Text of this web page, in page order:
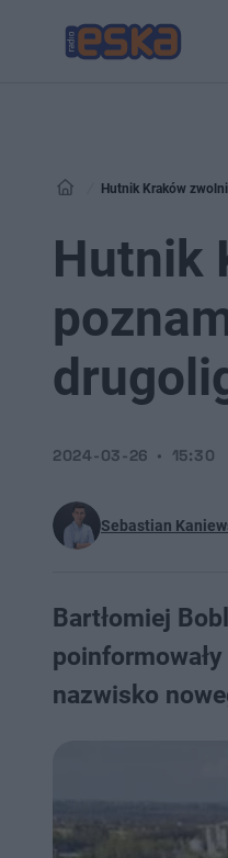
Hutnik Kraków
Hutnik
Sebastian
2024-03-26 15:30
Bartłomiej
nazwisko